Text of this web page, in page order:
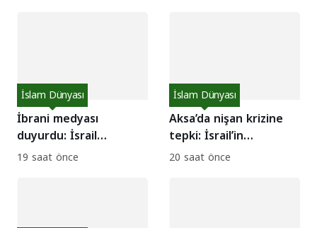
İbrani medyası
duyurdu: İsrail
ordusunda bu hafta 3
İslam Dünyası
19 saat önce
Aksa’da nişan krizine
tepki: İsrail’in
egemenlik dayatması
İslam Dünyası
20 saat önce